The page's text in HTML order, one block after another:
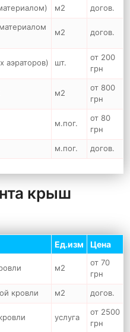
м2
догов.
м2 догов.
аэраторов) шт.
от 200
грн
м2
от 800
грн
м.пог.
от 80
грн
м.пог. догов.
крыш
Ед.изм Цена
м2
от 70
грн
кровли
м2 догов.
услуга
от 2500
грн